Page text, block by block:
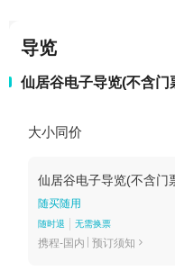
导览
仙居谷电子导览(不含
大小同价
仙居谷电子导览(不含门
随买随用
随时退 无需换票
携程-国内 预订须知 